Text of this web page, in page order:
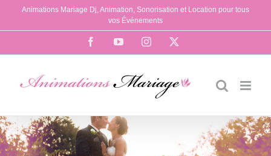
Passer
contenu
Animations Mariage Dj, Animation, Sonorisation et Location pour tous
vos Événements
FacebookYouTubeInstagram